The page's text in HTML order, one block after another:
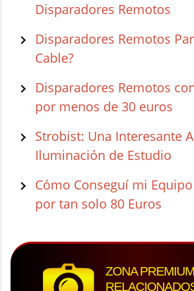
Disparadores Remotos
Disparadores Remotos
Cable?
Disparadores Remotos
por menos de 30 euros
Strobist: Una Interesante
Iluminación de Estudio
Cómo Conseguí mi
por tan solo 80 Euros
ZONA PREMIUM